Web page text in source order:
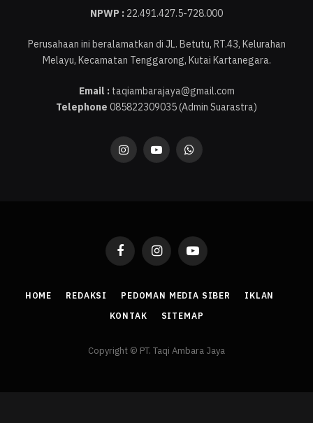
NPWP : 22.491.427.5-728.000
Perusahaan ini beralamatkan di JL. Betutu, RT.43, Kelurahan
Melayu, Kecamatan Tenggarong, Kutai Kartanegara.
Email :taqiambarajaya@gmail.com
Telephone 085822309035 (Admin Suarastra)
InstagramYouTubeWhatsApp
FacebookInstagramYouTube
HOME REDAKSI PEDOMAN MEDIA SIBER
IKLAN
KONTAK
SITEMAP
Copyright © PT. Taqi Ambara Jaya